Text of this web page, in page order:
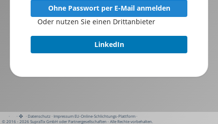
Ohne Passwort per E-Mail anmelden
Oder nutzen Sie einen Drittanbieter
LinkedIn
· · ·Datenschutz·Impressum EU-Online-Schlichtungs-Plattform·
© 2016 - 2026 SupraTix GmbH oder Partnergesellschaften - Alle Rechte vorbehalten.